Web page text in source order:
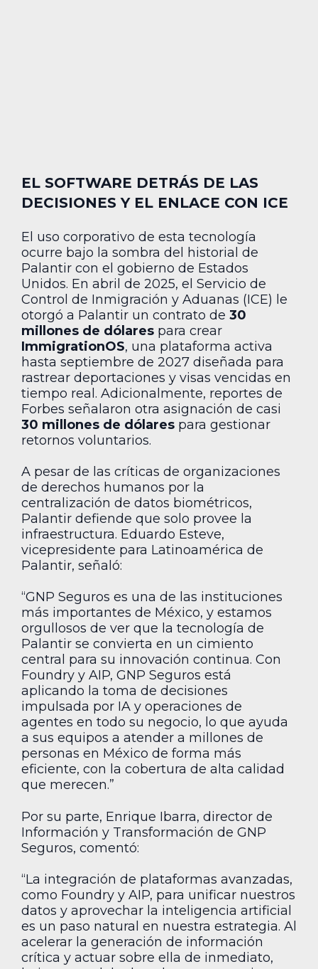
EL SOFTWARE DETRÁS DE LAS
DECISIONES Y EL ENLACE CON ICE
El uso corporativo de esta tecnología
ocurre bajo la sombra del historial de
Palantir con el gobierno de Estados
Unidos. En abril de 2025, el Servicio de
Control de Inmigración y Aduanas (ICE) le
otorgó a Palantir un contrato de 30
millones de dólares para crear
ImmigrationOS, una plataforma activa
hasta septiembre de 2027 diseñada para
rastrear deportaciones y visas vencidas en
tiempo real. Adicionalmente, reportes de
Forbes señalaron otra asignación de casi
30 millones de dólares para gestionar
retornos voluntarios.
A pesar de las críticas de organizaciones
de derechos humanos por la
centralización de datos biométricos,
Palantir defiende que solo provee la
infraestructura. Eduardo Esteve,
vicepresidente para Latinoamérica de
Palantir, señaló:
“GNP Seguros es una de las instituciones
más importantes de México, y estamos
orgullosos de ver que la tecnología de
Palantir se convierta en un cimiento
central para su innovación continua. Con
Foundry y AIP, GNP Seguros está
aplicando la toma de decisiones
impulsada por IA y operaciones de
agentes en todo su negocio, lo que ayuda
a sus equipos a atender a millones de
personas en México de forma más
eficiente, con la cobertura de alta calidad
que merecen.”
Por su parte, Enrique Ibarra, director de
Información y Transformación de GNP
Seguros, comentó:
“La integración de plataformas avanzadas,
como Foundry y AIP, para unificar nuestros
datos y aprovechar la inteligencia artificial
es un paso natural en nuestra estrategia. Al
acelerar la generación de información
crítica y actuar sobre ella de inmediato,